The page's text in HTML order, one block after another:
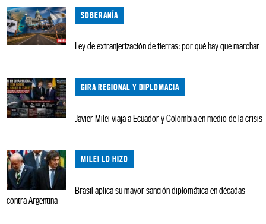
SOBERANÍA
Ley de extranjerización de tierras: por qué hay que marchar
GIRA REGIONAL Y DIPLOMACIA
Javier Milei viaja a Ecuador y Colombia en medio de la crisis
MILEI LO HIZO
Brasil aplica su mayor sanción diplomática en décadas
contra Argentina